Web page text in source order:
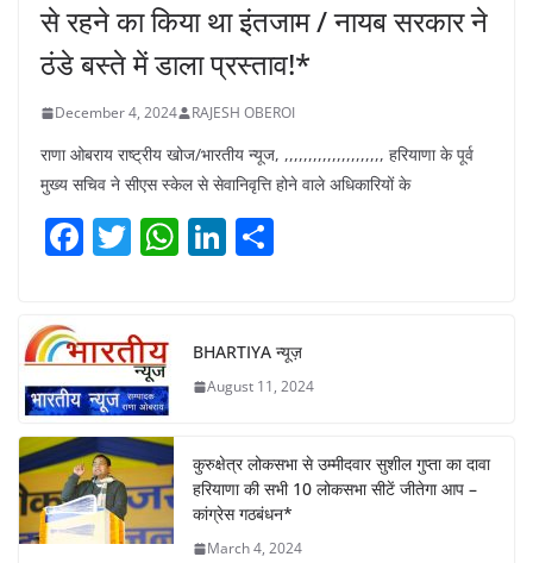
से रहने का किया था इंतजाम / नायब सरकार ने
ठंडे बस्ते में डाला प्रस्ताव!*
December 4, 2024 RAJESH OBEROI
राणा ओबराय राष्ट्रीय खोज/भारतीय न्यूज, ,,,,,,,,,,,,,,,,,,,,, हरियाणा के पूर्व
मुख्य सचिव ने सीएस स्केल से सेवानिवृत्ति होने वाले अधिकारियों के
F
e
b
o
o
k
T
er
W
s
A
p
Li
e
dI
e
BHARTIYA न्यूज़
August 11, 2024
कुरुक्षेत्र लोकसभा से उम्मीदवार सुशील गुप्ता का दावा
हरियाणा की सभी 10 लोकसभा सीटें जीतेगा आप –
कांग्रेस गठबंधन*
March 4, 2024